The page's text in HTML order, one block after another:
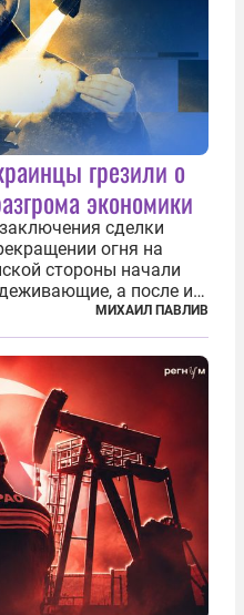
грезили о
экономики
сделки
огня на
стороны начали
а после и
про некий «перелом»
первых лиц
за ними...
МИХАИЛ ПАВЛИВ